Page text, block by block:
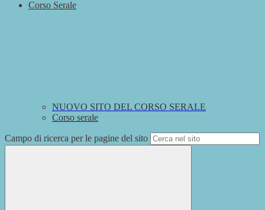
Corso Serale
NUOVO SITO DEL CORSO SERALE
Corso serale
Campo di ricerca per le pagine del sito